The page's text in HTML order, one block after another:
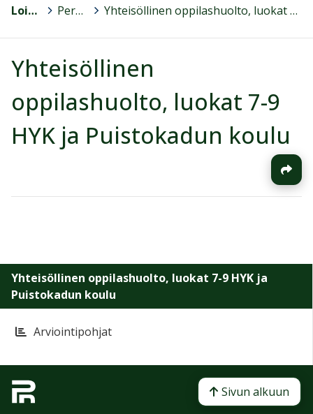
Loimaa > Peruskoulut > Yhteisöllinen oppilashuolto, luokat 7-9 HYK ja Puistokadun koulu
Yhteisöllinen
oppilashuolto, luokat 7-9
HYK ja Puistokadun koulu
Yhteisöllinen oppilashuolto, luokat 7-9 HYK ja
Puistokadun koulu
Arviointipohjat
Sivun alkuun